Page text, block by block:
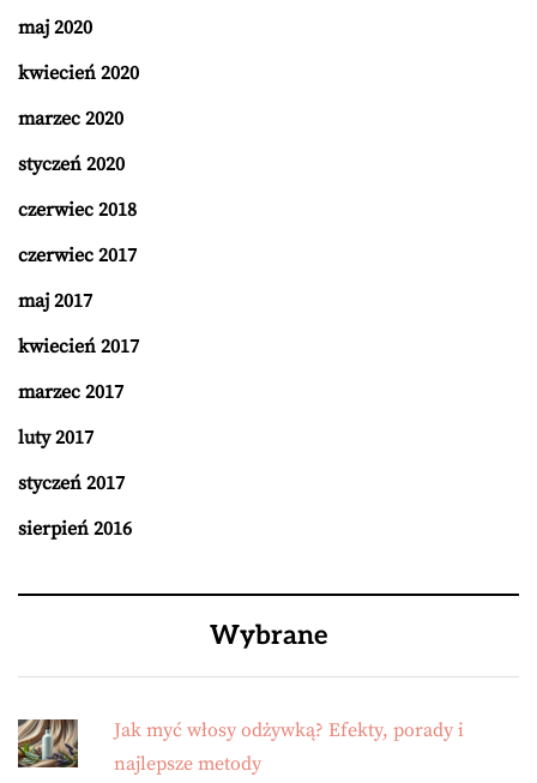
maj 2020
kwiecień 2020
marzec 2020
styczeń 2020
czerwiec 2018
czerwiec 2017
maj 2017
kwiecień 2017
marzec 2017
luty 2017
styczeń 2017
sierpień 2016
Wybrane
Jak myć włosy odżywką? Efekty, porady i
najlepsze metody